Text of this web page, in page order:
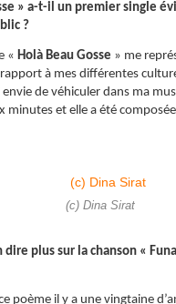
» a-t-il un premier single
?
« Holà Beau Gosse » me
à mes différentes
envie de véhiculer dans ma
minutes et elle a été
(c) Dina Sirat
dire plus sur la chanson «
poème il y a une vingtaine